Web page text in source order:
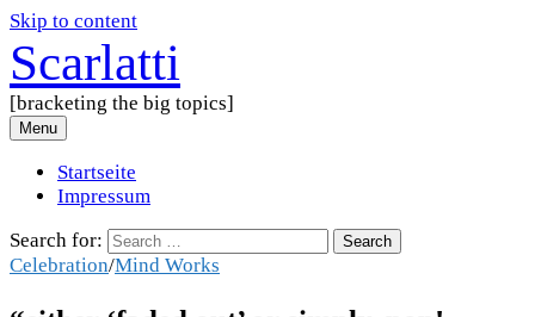
Skip to content
Scarlatti
[bracketing the big topics]
Menu
Startseite
Impressum
Search for:
Celebration/Mind Works